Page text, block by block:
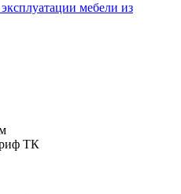
мебели из
ТК